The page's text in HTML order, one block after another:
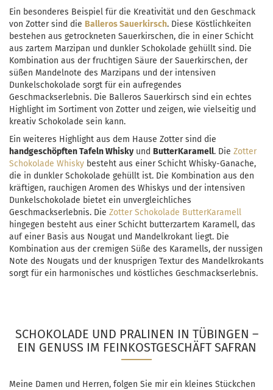
Ein besonderes Beispiel für die Kreativität und den Geschmack
von Zotter sind die Balleros Sauerkirsch. Diese Köstlichkeiten
bestehen aus getrockneten Sauerkirschen, die in einer Schicht
aus zartem Marzipan und dunkler Schokolade gehüllt sind. Die
Kombination aus der fruchtigen Säure der Sauerkirschen, der
süßen Mandelnote des Marzipans und der intensiven
Dunkelschokolade sorgt für ein aufregendes
Geschmackserlebnis. Die Balleros Sauerkirsch sind ein echtes
Highlight im Sortiment von Zotter und zeigen, wie vielseitig und
kreativ Schokolade sein kann.
Ein weiteres Highlight aus dem Hause Zotter sind die
handgeschöpften Tafeln Whiskyund ButterKaramell. Die Zotter
Schokolade Whisky besteht aus einer Schicht Whisky-Ganache,
die in dunkler Schokolade gehüllt ist. Die Kombination aus den
kräftigen, rauchigen Aromen des Whiskys und der intensiven
Dunkelschokolade bietet ein unvergleichliches
Geschmackserlebnis. Die Zotter Schokolade ButterKaramell
hingegen besteht aus einer Schicht butterzartem Karamell, das
auf einer Basis aus Nougat und Mandelkrokant liegt. Die
Kombination aus der cremigen Süße des Karamells, der nussigen
Note des Nougats und der knusprigen Textur des Mandelkrokants
sorgt für ein harmonisches und köstliches Geschmackserlebnis.
SCHOKOLADE UND PRALINEN IN TÜBINGEN –
EIN GENUSS IM FEINKOSTGESCHÄFT SAFRAN
Meine Damen und Herren, folgen Sie mir ein kleines Stückchen